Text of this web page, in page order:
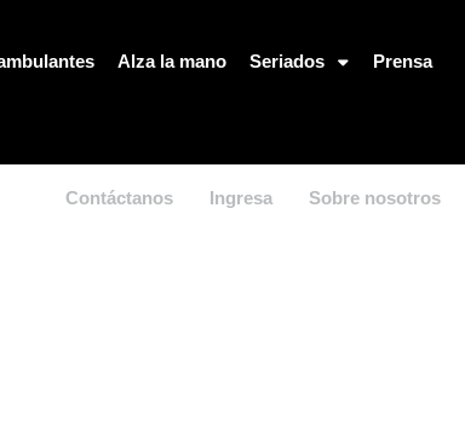
Alza la mano Seriados Prensa
Contáctanos Ingresa Sobre nosotros